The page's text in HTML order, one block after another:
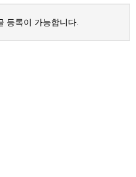
등록이 가능합니다.